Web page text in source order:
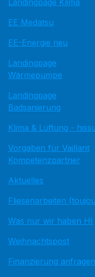
Landingpage Klima
EE Medatsu
EE-Energie neu
Landingpage
Wärmepumpe
Landingpage
Badsanierung
Klima & Lüftung -
Vorgaben für Vaillant
Kompetenzpartner
Aktuelles
Fliesenarbeiten
Was nur wir haben HI
Weihnachtspost
Finanzierung anfragen